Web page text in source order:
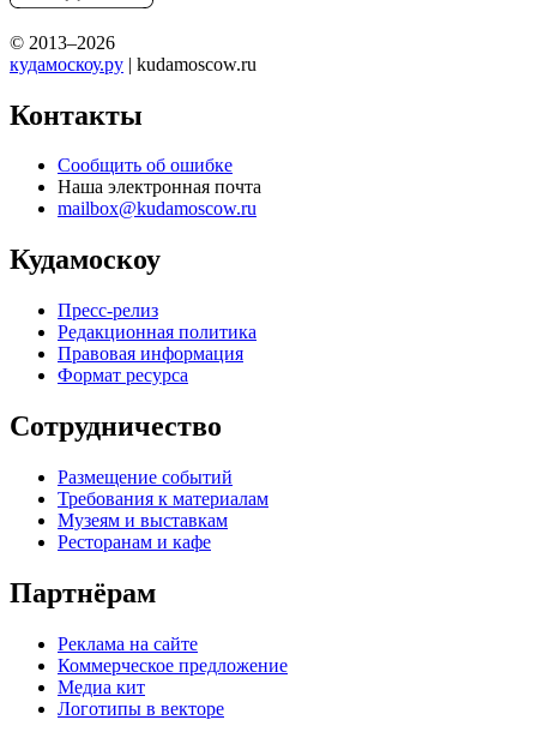
© 2013–2026
кудамоскоу.ру | kudamoscow.ru
Контакты
Сообщить об ошибке
Наша электронная почта
mailbox@kudamoscow.ru
Кудамоскоу
Пресс-релиз
Редакционная политика
Правовая информация
Формат ресурса
Сотрудничество
Размещение событий
Требования к материалам
Музеям и выставкам
Ресторанам и кафе
Партнёрам
Реклама на сайте
Коммерческое предложение
Медиа кит
Логотипы в векторе